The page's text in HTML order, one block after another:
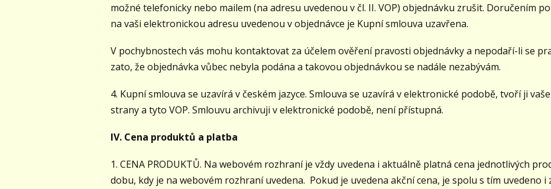
možné telefonicky nebo mailem (na adresu uvedenou v čl. II. VOP) objednávku zrušit. Doručením
na vaši elektronickou adresu uvedenou v objednávce je Kupní smlouva uzavřena.
V pochybnostech vás mohu kontaktovat za účelem ověření pravosti objednávky a nepodaří-li se
zato, že objednávka vůbec nebyla podána a takovou objednávkou se nadále nezabývám.
4. Kupní smlouva se uzavírá v českém jazyce. Smlouva se uzavírá v elektronické podobě, tvoří ji
strany a tyto VOP. Smlouvu archivuji v elektronické podobě, není přístupná.
IV. Cena produktů a platba
1. CENA PRODUKTŮ. Na webovém rozhraní je vždy uvedena i aktuálně platná cena jednotlivých
dobu, kdy je na webovém rozhraní uvedena. Pokud je uvedena akční cena, je spolu s tím uvedeno i